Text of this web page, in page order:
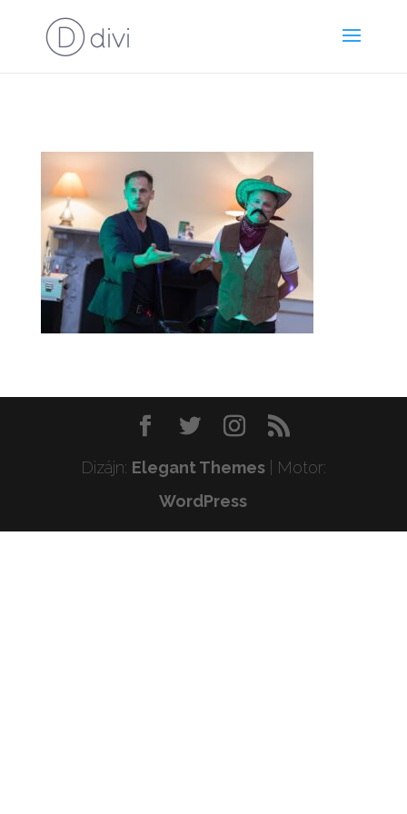
Dizájn: Elegant Themes| Motor:
WordPress